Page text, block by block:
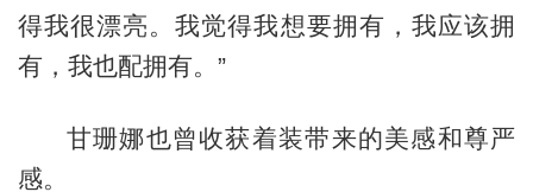
得我很漂亮。我觉得我想要拥有，我应该拥
有，我也配拥有。”
甘珊娜也曾收获着装带来的美感和尊严
感。